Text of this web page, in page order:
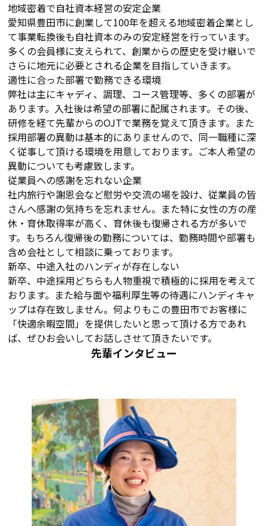
地域密着で自社資本経営の安定企業
愛知県豊田市に創業して100年を超える地域密着企業とし
て事業転換後も自社資本のみの安定経営を行っています。
多くの会員様に支えられて、創業からの歴史を受け継いで
さらに地元に必要とされる企業を目指していきます。
適性に合った部署で勤務できる環境
弊社は主にキャディ、調理、コース管理等、多くの部署が
あります。入社後は希望の部署に配属されます。その後、
研修を経て先輩からのOJTで業務を覚えて頂きます。また
採用部署の異動は基本的にありませんので、同一職種に深
く従事して頂ける環境を用意しております。ご本人希望の
異動についても考慮致します。
従業員への感謝を忘れない企業
社内旅行や謝恩会など慰労や交流の場を設け、従業員の皆
さんへ感謝の気持ちを忘れません。また特に女性の方の産
休・育休取得率が高く、育休後も復帰される方が多いで
す。もちろん復帰後の勤務については、勤務時間や部署も
含め会社として相談に乗っております。
新卒、中途入社のハンディが存在しない
新卒、中途採用どちらも人物重視で積極的に採用を考えて
おります。また給与面や福利厚生等の待遇にハンディキャ
ップは存在致しません。何よりもこの豊田市でお客様に
「快適余暇空間」を提供したいと思って頂ける方であれ
ば、ぜひお会いしてお話しさせて頂きたいです。
先輩インタビュー